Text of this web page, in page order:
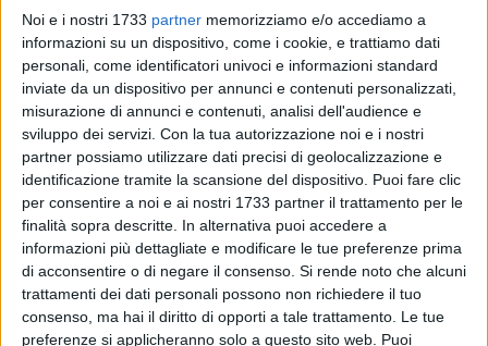
Noi e i nostri 1733 partner memorizziamo e/o accediamo a
informazioni su un dispositivo, come i cookie, e trattiamo dati
personali, come identificatori univoci e informazioni standard
inviate da un dispositivo per annunci e contenuti personalizzati,
misurazione di annunci e contenuti, analisi dell'audience e
sviluppo dei servizi. Con la tua autorizzazione noi e i nostri
partner possiamo utilizzare dati precisi di geolocalizzazione e
identificazione tramite la scansione del dispositivo. Puoi fare clic
per consentire a noi e ai nostri 1733 partner il trattamento per le
finalità sopra descritte. In alternativa puoi accedere a
informazioni più dettagliate e modificare le tue preferenze prima
di acconsentire o di negare il consenso. Si rende noto che alcuni
trattamenti dei dati personali possono non richiedere il tuo
consenso, ma hai il diritto di opporti a tale trattamento. Le tue
preferenze si applicheranno solo a questo sito web. Puoi
ANDRIA - 9 MAGGIO 2015
“Io dono… tu che hai deciso?”, la Croce Rossa
invita a donare il sangue
ANDRIA - 9 MAGGIO 2015
Centro storico chiuso al traffico anche a
maggio
ANDRIA - 9 MAGGIO 2015
Comunali 2015, dal jobact di Renzi al
"CiobbAct" di Giorgino